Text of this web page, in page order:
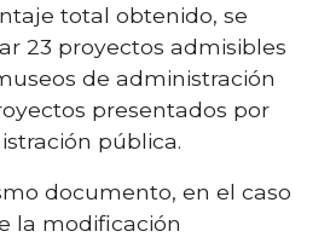
total obtenido, se
23 proyectos admisibles
de administración
presentados por
pública.
documento, en el caso
la modificación